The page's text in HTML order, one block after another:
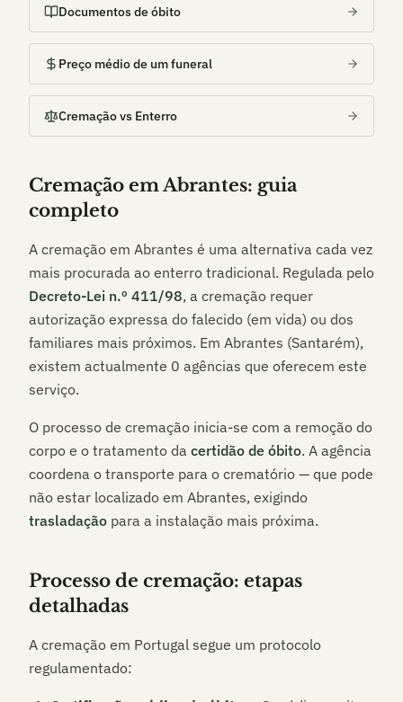
Documentos de óbito
Preço médio de um funeral
Cremação vs Enterro
Cremação emAbrantes: guia
completo
A cremação em Abrantes é uma alternativa cada vez
mais procurada ao enterro tradicional. Regulada pelo
Decreto-Lei n.º 411/98, a cremação requer
autorização expressa do falecido (em vida) ou dos
familiares mais próximos. Em Abrantes (Santarém),
existem actualmente 0 agências que oferecem este
serviço.
O processo de cremação inicia-se com a remoção do
corpo e o tratamento da certidão de óbito. A agência
coordena o transporte para o crematório — que pode
não estar localizado em Abrantes, exigindo
trasladação para a instalação mais próxima.
Processo de cremação: etapas
detalhadas
A cremação em Portugal segue um protocolo
regulamentado: